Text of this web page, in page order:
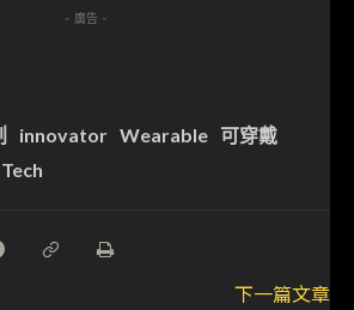
- 廣告 -
innovator Wearable 可穿戴
下一篇文章